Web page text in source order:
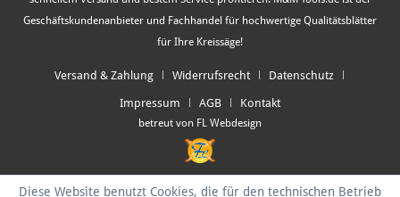
Geschäftskundenanbieter und Fachhandel für hochwertige Qualitätsblätter
für Ihre Kreissäge!
Versand & Zahlung Widerrufsrecht Datenschutz
Impressum AGB Kontakt
betreut von FL Webdesign
Diese Website benutzt Cookies, die für den technischen Betrieb